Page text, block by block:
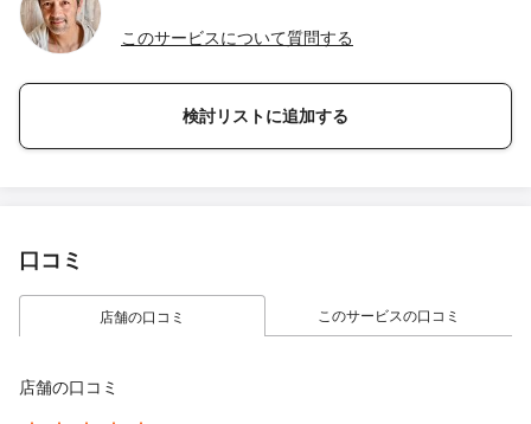
このサービスについて質問する
検討リストに追加する
口コミ
店舗の口コミ このサービスの口コミ
店舗の口コミ